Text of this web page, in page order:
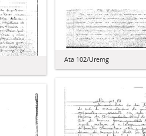
Ata 102/Uremg